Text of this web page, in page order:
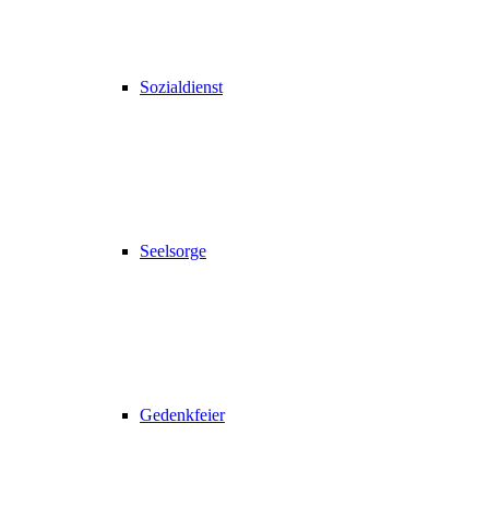
Sozialdienst
Seelsorge
Gedenkfeier